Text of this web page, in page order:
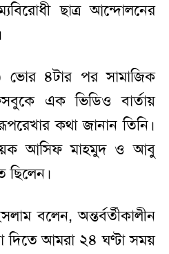
ছাত্র আন্দোলনের
ভোর ৪টার পর সামাজিক
এক ভিডিও বার্তায়
কথা জানান তিনি।
আসিফ মাহমুদ ও আবু
ছিলেন।
বলেন, অন্তর্বর্তীকালীন
দিতে আমরা ২৪ ঘণ্টা সময়